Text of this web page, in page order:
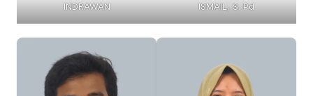
INDRAWAN ISMAIL, S. Pd